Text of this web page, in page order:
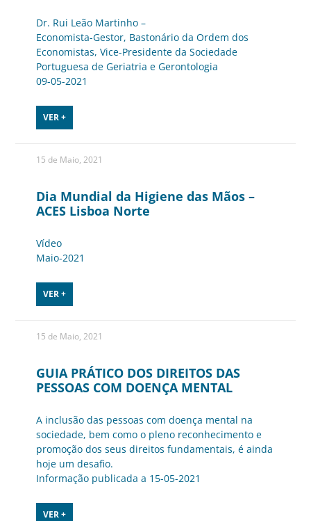
Dr. Rui Leão Martinho –
Economista-Gestor, Bastonário da Ordem dos
Economistas, Vice-Presidente da Sociedade
Portuguesa de Geriatria e Gerontologia
09-05-2021
VER +
15 de Maio, 2021
Dia Mundial da Higiene das Mãos –
ACES Lisboa Norte
Vídeo
Maio-2021
VER +
15 de Maio, 2021
GUIA PRÁTICO DOS DIREITOS DAS
PESSOAS COM DOENÇA MENTAL
A inclusão das pessoas com doença mental na
sociedade, bem como o pleno reconhecimento e
promoção dos seus direitos fundamentais, é ainda
hoje um desafio.
Informação publicada a 15-05-2021
VER +